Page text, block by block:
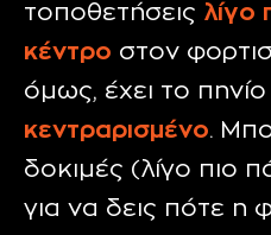
τοποθετήσεις λίγο
κέντρο στον
όμως, έχει το πηνίο
κεντραρισμένο.
δοκιμές (λίγο πιο
για να δεις πότε η